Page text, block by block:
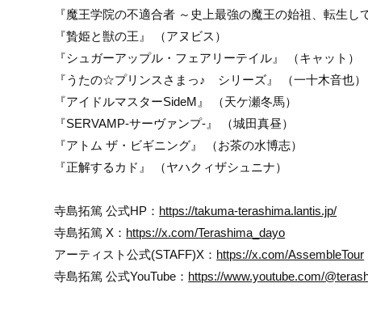
『魔王学院の不適合者 ～史上最強の魔王の始祖、転生
『贄姫と獣の王』 （アヌビス）
『シュガーアップル・フェアリーテイル』 （キャット）
『うたの☆プリンスさまっ♪ シリーズ』 （一十木音也）
『アイドルマスターSideM』 （天ケ瀬冬馬）
『SERVAMP-サーヴァンプ-』 （城田真昼）
『アトム ザ・ビギニング』 （お茶の水博志）
『正解するカド』 （ヤハクィザシュニナ）
寺島拓篤 公式HP： https://takuma-terashima.lantis.jp/
寺島拓篤 X： https://x.com/Terashima_dayo
アーティスト公式(STAFF)X： https://x.com/AssembleTour
寺島拓篤 公式YouTube： https://www.youtube.com/